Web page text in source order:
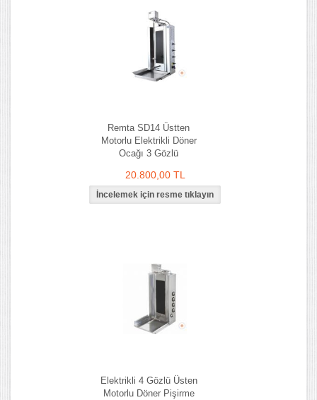
Remta SD14 Üstten
Motorlu Elektrikli Döner
Ocağı 3 Gözlü
20.800,00 TL
Elektrikli 4 Gözlü Üsten
Motorlu Döner Pişirme